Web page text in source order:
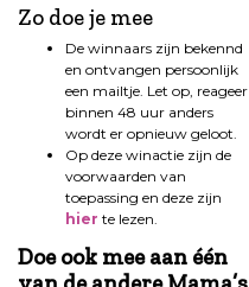
Zo doe je mee
De winnaars zijn bekennd
en ontvangen persoonlijk
een mailtje. Let op, reageer
binnen 48 uur anders
wordt er opnieuw geloot.
Op deze winactie zijn de
voorwaarden van
toepassing en deze zijn
hier te lezen.
Doe ook mee aan één